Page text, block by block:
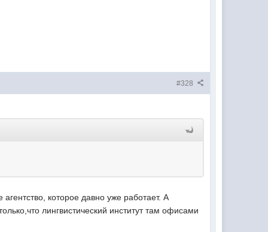
#328
которое давно уже работает. А
лингвистический институт там офисами